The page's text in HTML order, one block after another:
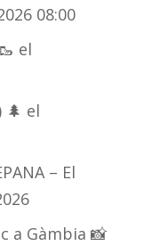
08:00
el
el
– El
a Gàmbia 📸